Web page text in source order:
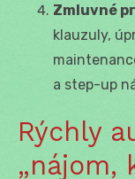
Zmluvné
klauzuly,
a step-up
Rýchly
„nájom,